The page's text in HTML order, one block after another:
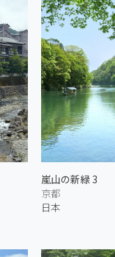
嵐山の新緑 3
京都
日本